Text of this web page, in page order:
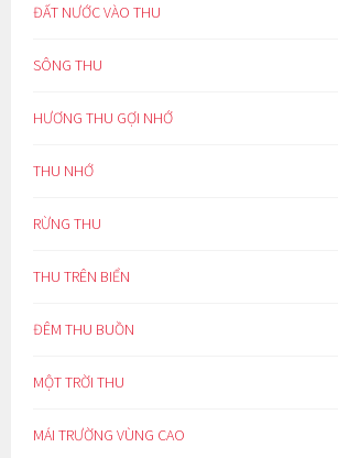
ĐẤT NƯỚC VÀO THU
SÔNG THU
HƯƠNG THU GỢI NHỚ
THU NHỚ
RỪNG THU
THU TRÊN BIỂN
ĐÊM THU BUỒN
MỘT TRỜI THU
MÁI TRƯỜNG VÙNG CAO